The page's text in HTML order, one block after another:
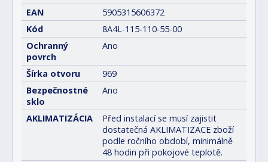
EAN
5905315606372
Kód
8A4L-115-110-55-00
Ochranný
povrch
Ano
Šírka otvoru
969
Bezpečnostné
sklo
Ano
AKLIMATIZÁCIA
Před instalací se musí zajistit
dostatečná AKLIMATIZACE zboží
podle ročního období, minimálně
48 hodin při pokojové teplotě.